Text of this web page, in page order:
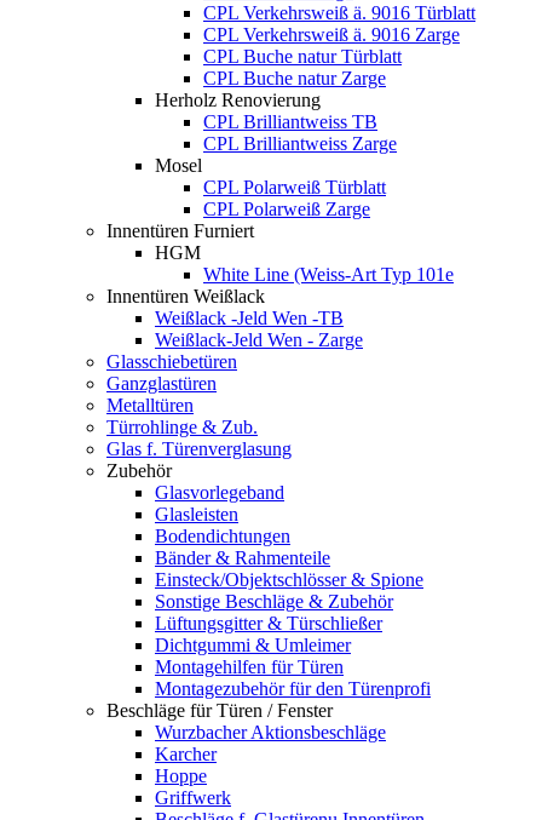
CPL Verkehrsweiß ä. 9016 Türblatt
CPL Verkehrsweiß ä. 9016 Zarge
CPL Buche natur Türblatt
CPL Buche natur Zarge
Herholz Renovierung
CPL Brilliantweiss TB
CPL Brilliantweiss Zarge
Mosel
CPL Polarweiß Türblatt
CPL Polarweiß Zarge
Innentüren Furniert
HGM
White Line (Weiss-Art Typ 101e
Innentüren Weißlack
Weißlack -Jeld Wen -TB
Weißlack-Jeld Wen - Zarge
Glasschiebetüren
Ganzglastüren
Metalltüren
Türrohlinge & Zub.
Glas f. Türenverglasung
Zubehör
Glasvorlegeband
Glasleisten
Bodendichtungen
Bänder & Rahmenteile
Einsteck/Objektschlösser & Spione
Sonstige Beschläge & Zubehör
Lüftungsgitter & Türschließer
Dichtgummi & Umleimer
Montagehilfen für Türen
Montagezubehör für den Türenprofi
Beschläge für Türen / Fenster
Wurzbacher Aktionsbeschläge
Karcher
Hoppe
Griffwerk